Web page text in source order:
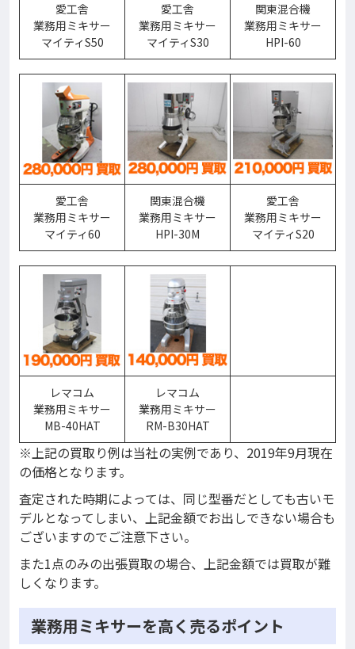
愛工舎
業務用ミキサー
マイティS50
愛工舎
業務用ミキサー
マイティS30
関東混合機
業務用ミキサー
HPI-60
愛工舎
業務用ミキサー
マイティ60
関東混合機
業務用ミキサー
HPI-30M
愛工舎
業務用ミキサー
マイティS20
レマコム
業務用ミキサー
MB-40HAT
レマコム
業務用ミキサー
RM-B30HAT
※上記の買取り例は当社の実例であり、2019年9月現在
の価格となります。
査定された時期によっては、同じ型番だとしても古いモ
デルとなってしまい、上記金額でお出しできない場合も
ございますのでご注意下さい。
また1点のみの出張買取の場合、上記金額では買取が難
しくなります。
業務用ミキサーを高く売るポイント